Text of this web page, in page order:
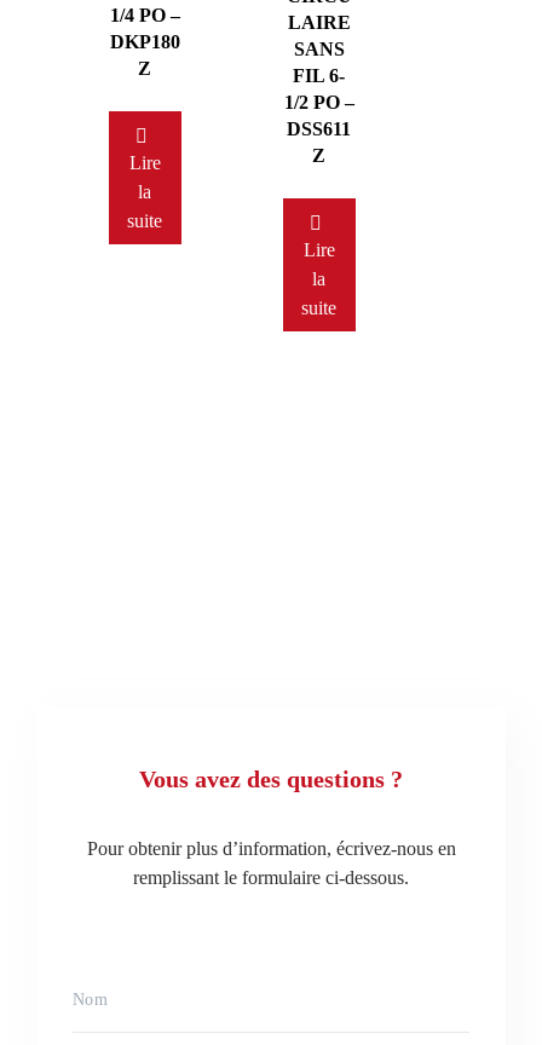
1/4 PO –
DKP180
Z
Lire
la
suite
LAIRE
SANS
FIL 6-
1/2 PO –
DSS611
Z
Lire
la
suite
Vous avez des questions ?
Pour obtenir plus d’information, écrivez-nous en
remplissant le formulaire ci-dessous.